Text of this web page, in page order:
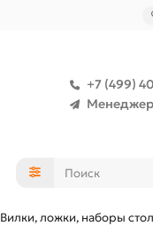
+7 (499)
Менеджер
Вилки, ложки, наборы